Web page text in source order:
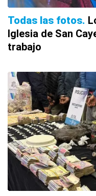
Todas las fotos
Iglesia de San
trabajo